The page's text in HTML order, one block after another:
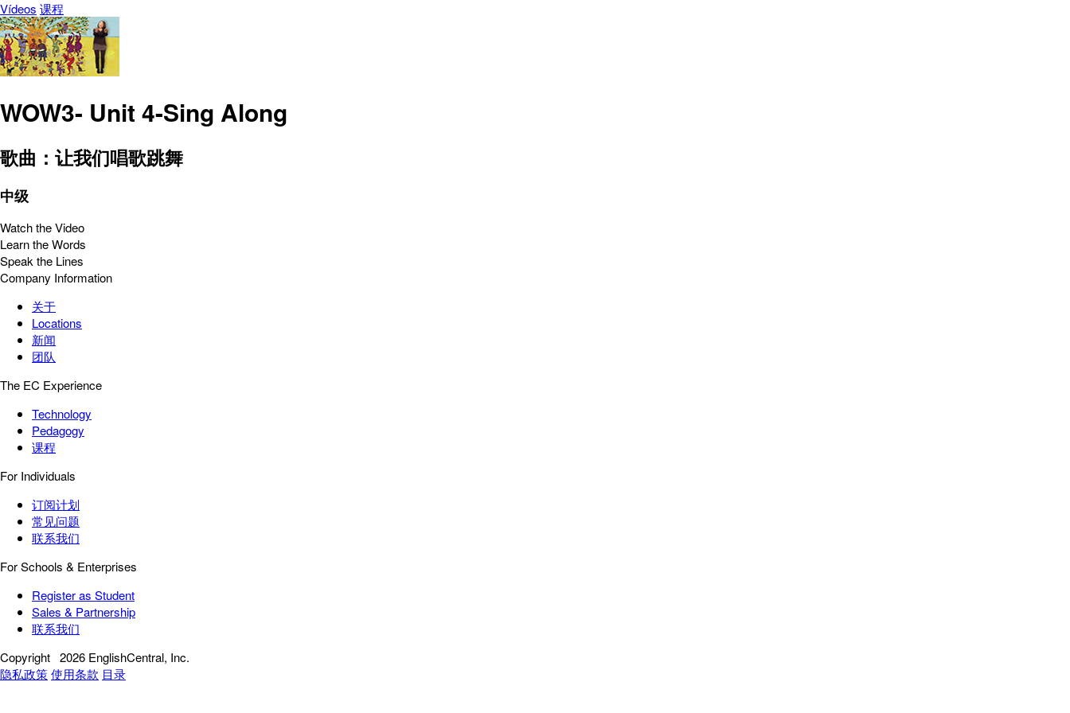
Vídeos 课程
WOW3- Unit 4-Sing Along
歌曲：让我们唱歌跳舞
中级
Watch the Video
Learn the Words
Speak the Lines
Company Information
关于
Locations
新闻
团队
The EC Experience
Technology
Pedagogy
课程
For Individuals
订阅计划
常见问题
联系我们
For Schools & Enterprises
Register as Student
Sales & Partnership
联系我们
Copyright 2026 EnglishCentral, Inc.
隐私政策使用条款 目录